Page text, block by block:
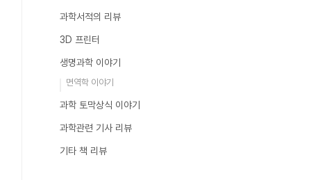
과학서적의 리뷰
3D 프린터
생명과학 이야기
면역학 이야기
과학 토막상식 이야기
과학관련 기사 리뷰
기타 책 리뷰